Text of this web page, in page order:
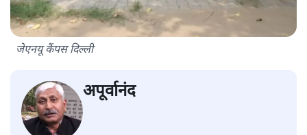
जेएनयू कैंपस दिल्ली
अपूर्वानंद